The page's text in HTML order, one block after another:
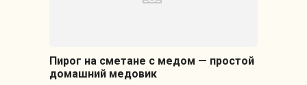
Пирог на сметане с медом — простой
домашний медовик